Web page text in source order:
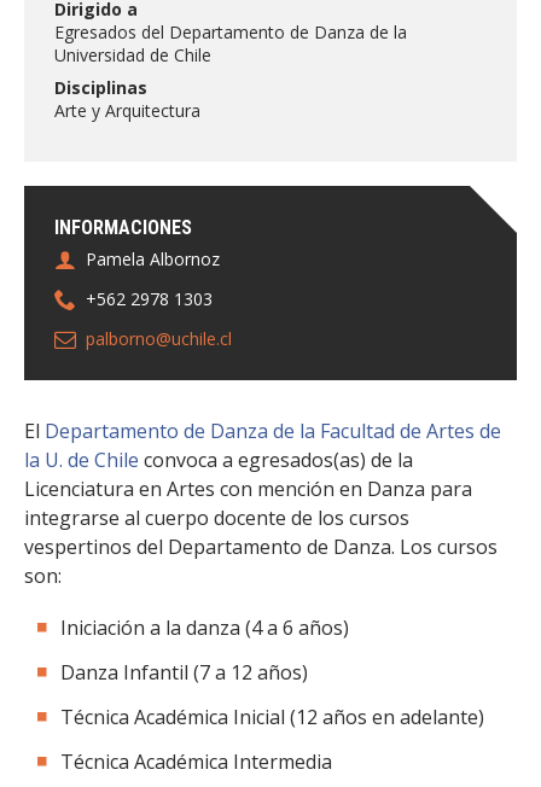
INFORMACIONES
Pamela Albornoz
+562 2978 1303
palborno@uchile.cl
Dirigido a
Egresados del Departamento de Danza de la
Universidad de Chile
Disciplinas
Arte y Arquitectura
El Departamento de Danza de la Facultad de Artes de
la U. de Chile convoca a egresados(as) de la
Licenciatura en Artes con mención en Danza para
integrarse al cuerpo docente de los cursos
vespertinos del Departamento de Danza. Los cursos
son:
Iniciación a la danza (4 a 6 años)
Danza Infantil (7 a 12 años)
Técnica Académica Inicial (12 años en adelante)
Técnica Académica Intermedia